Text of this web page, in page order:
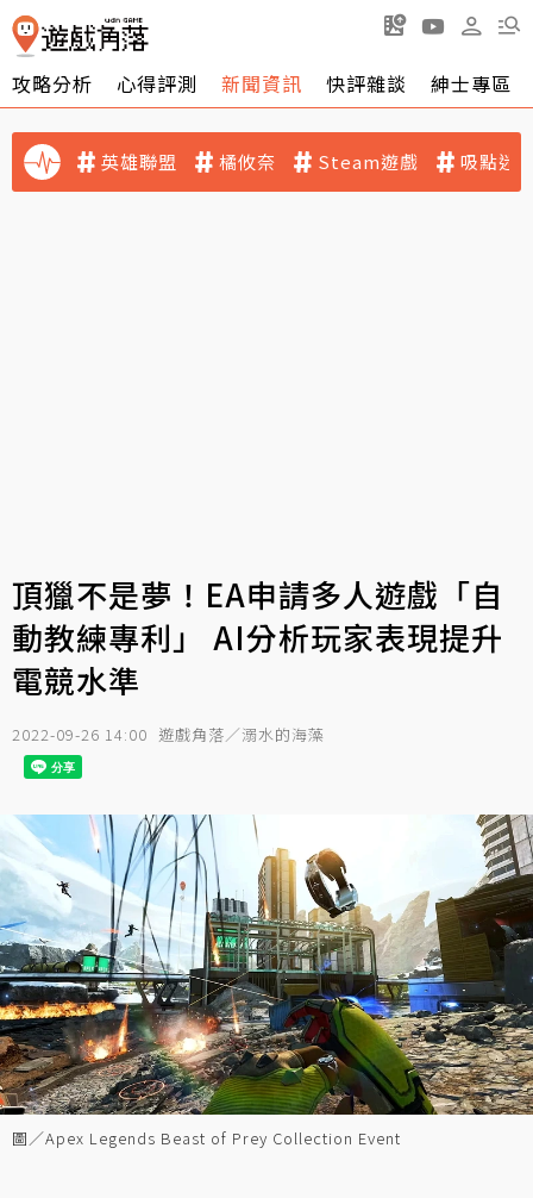
攻略分析 心得評測 新聞資訊 快評雜談 紳士專區
英雄聯盟 橘攸奈 Steam遊戲 吸點迷
頂獵不是夢！EA申請多人遊戲「自
動教練專利」 AI分析玩家表現提升
電競水準
2022-09-26 14:00 遊戲角落／溺水的海藻
圖／Apex Legends Beast of Prey Collection Event